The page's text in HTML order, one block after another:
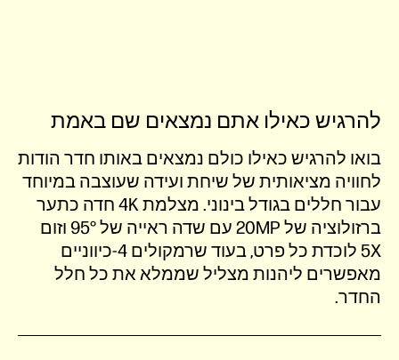
להרגיש כאילו אתם נמצאים שם באמת
בואו להרגיש כאילו כולם נמצאים באותו חדר הודות
לחוויה מציאותית של שיחת ועידה שעוצבה במיוחד
עבור חללים בגודל בינוני. מצלמת 4K חדה כתער
ברזולוציה של 20MP עם שדה ראייה של 95° וזום
5X לוכדת כל פרט, בעוד שרמקולים 4-כיווניים
מאפשרים ליהנות מצליל שממלא את כל חלל
החדר.